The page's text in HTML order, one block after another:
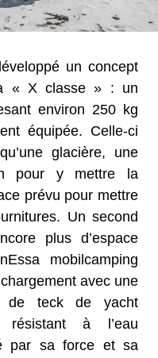
un concept
« X classe » : un
environ 250 kg
équipée. Celle-ci
glacière, une
pour y mettre la
prévu pour mettre
Un second
plus d’espace
mobilcamping
avec une
de teck de yacht
résistant à l’eau
par sa force et sa